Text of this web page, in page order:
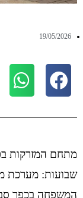
19/05/2026
מתחם המזרקות
שבועות: מערכת
המשפחה בכפר